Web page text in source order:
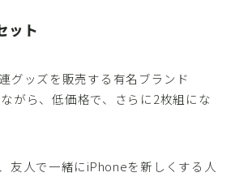
ット
グッズを販売する有名ブランド
がら、低価格で、さらに2枚組 にな
友人で一緒にiPhoneを新しくする人